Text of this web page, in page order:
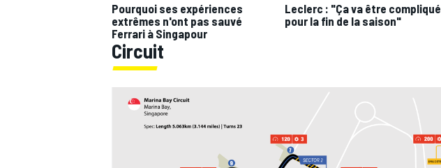
Pourquoi ses expériences
extrêmes n'ont pas sauvé
Ferrari à Singapour
Leclerc : "Ça va être compliqué
pour la fin de la saison"
Circuit